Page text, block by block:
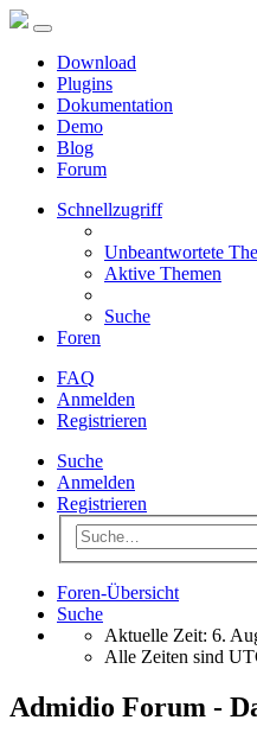
Download
Plugins
Dokumentation
Demo
Blog
Forum
Schnellzugriff
Unbeantwortete
Aktive Themen
Suche
Foren
FAQ
Anmelden
Registrieren
Suche
Anmelden
Registrieren
Foren-Übersicht
Suche
Aktuelle Zeit: 6.
Alle Zeiten sind
Admidio Forum -